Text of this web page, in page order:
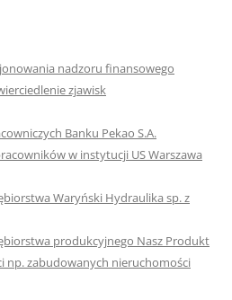
nadzoru finansowego
zjawisk
Banku Pekao S.A.
w instytucji US Warszawa
Waryński Hydraulika sp. z
produkcyjnego Nasz Produkt
np. zabudowanych nieruchomości